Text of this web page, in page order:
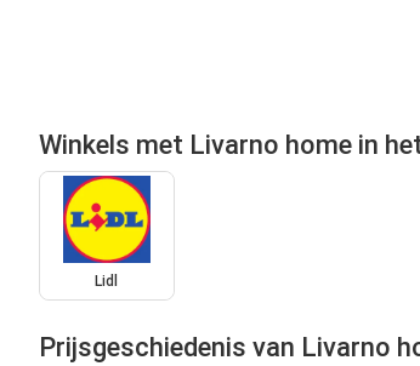
Winkels met Livarno home in
Lidl
Prijsgeschiedenis van Livarno